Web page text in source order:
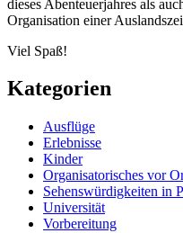
dieses Abenteuerjahres als
Organisation einer
Viel Spaß!
Kategorien
Ausflüge
Erlebnisse
Kinder
Organisatorisches vor
Sehenswürdigkeiten in
Universität
Vorbereitung